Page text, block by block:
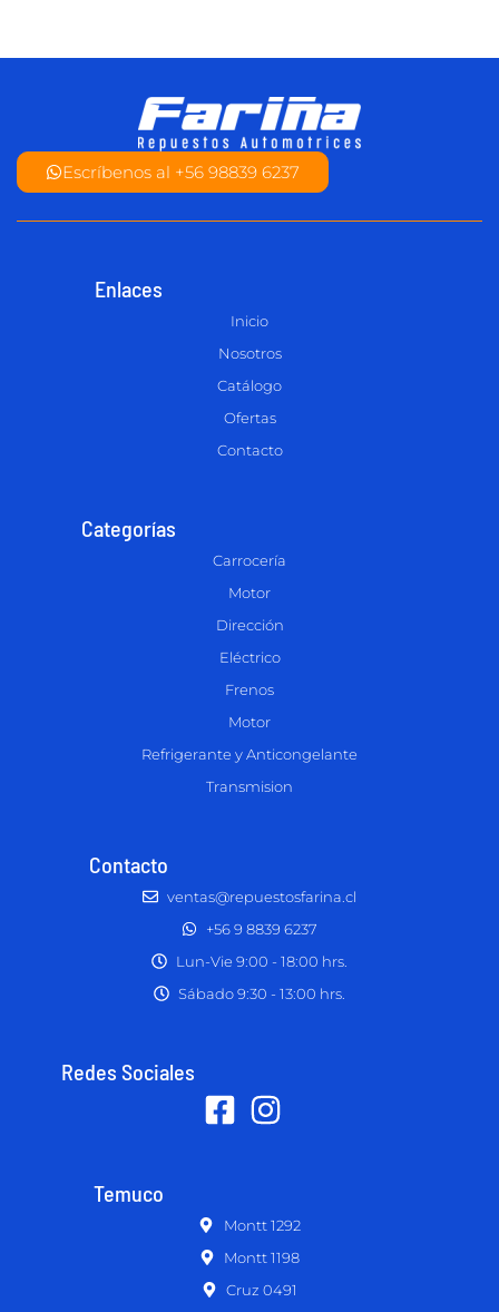
Escríbenos al +56 98839 6237
Enlaces
Inicio
Nosotros
Catálogo
Ofertas
Contacto
Categorías
Carrocería
Motor
Dirección
Eléctrico
Frenos
Motor
Refrigerante y Anticongelante
Transmision
Contacto
ventas@repuestosfarina.cl
+56 9 8839 6237
Lun-Vie 9:00 - 18:00 hrs.
Sábado 9:30 - 13:00 hrs.
Redes Sociales
Temuco
Montt 1292
Montt 1198
Cruz 0491